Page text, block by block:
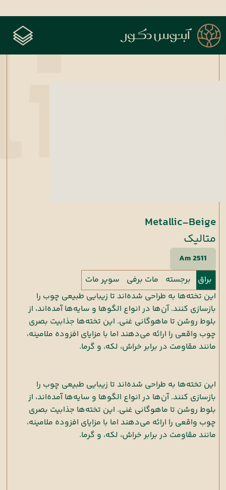
Metallic-Beige
متالیک
Am 2511
براق
برجسته مات برفی
سوپر مات
این تخته‌ها به طراحی شده‌اند تا زیبایی طبیعی چوب را
بازسازی کنند. آن‌ها در انواع الگوها و سایه‌ها آمده‌اند، از
بلوط روشن تا ماهوگانی غنی. این تخته‌ها جذابیت بصری
چوب واقعی را ارائه می‌دهند اما با مزایای افزوده ملامینه،
مانند مقاومت در برابر خراش، لکه، و گرما.
این تخته‌ها به طراحی شده‌اند تا زیبایی طبیعی چوب را
بازسازی کنند. آن‌ها در انواع الگوها و سایه‌ها آمده‌اند، از
بلوط روشن تا ماهوگانی غنی. این تخته‌ها جذابیت بصری
چوب واقعی را ارائه می‌دهند اما با مزایای افزوده ملامینه،
مانند مقاومت در برابر خراش، لکه، و گرما.